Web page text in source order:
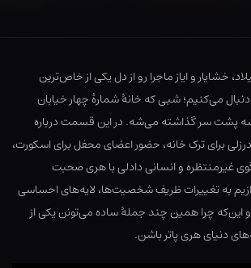
خشایار و ایاز ماجرا رو از دل یکی از خاص‌ترین
می‌کنیم؛ شبی که خانهٔ شمارهٔ چهار خیابان
پشت سر گذاشته می‌شه. در این قسمت درباره
برای ترک خانه، حضور اعضای محفل برای اسکورت،
غیرمنتظره و انسانی دادلی با هری صحبت
به تغییرات ظریف شخصیت‌ها، لایه‌های احساسی
چرا همین چند جملهٔ ساده می‌تونن یکی از
دنیای هری پاتر باشن.